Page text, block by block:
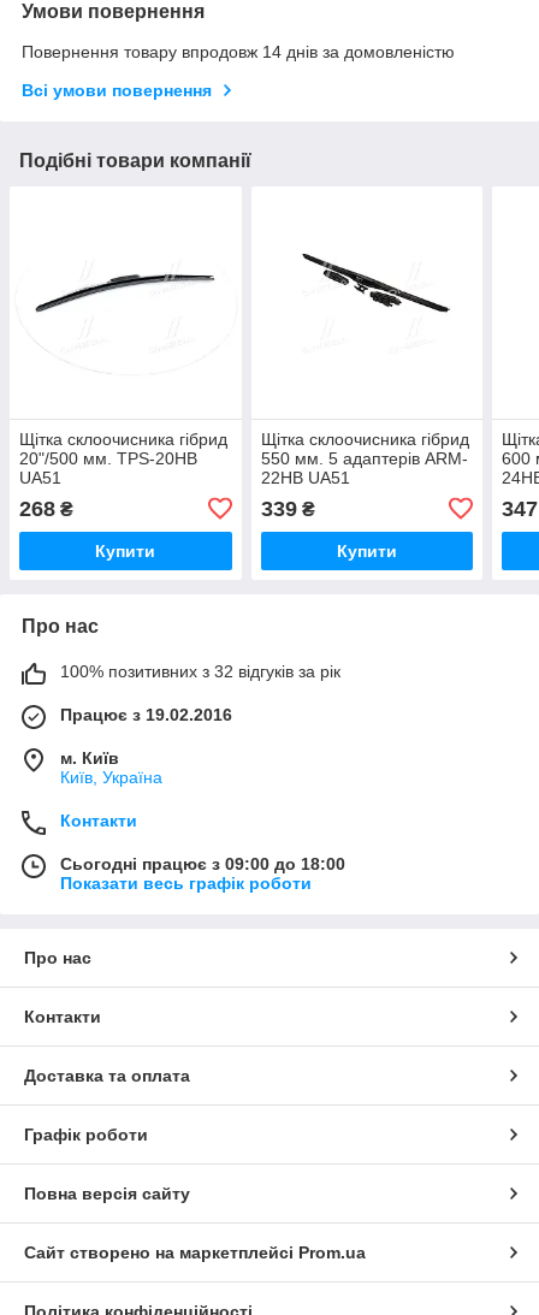
Умови повернення
Повернення товару впродовж 14 днів за домовленістю
Всі умови повернення
Подібні товари компанії
Щітка склоочисника гібрид
20"/500 мм. TPS-20HB
UA51
268 ₴
Купити
Щітка склоочисника гібрид
550 мм. 5 адаптерів ARM-
22HB UA51
339₴
Купити
600
347
Про нас
100% позитивних з 32 відгуків за рік
Працює з 19.02.2016
м. Київ
Київ, Україна
Контакти
Сьогодні працює з 09:00 до 18:00
Показати весь графік роботи
Про нас
Контакти
Доставка та оплата
Графік роботи
Повна версія сайту
Сайт створено на маркетплейсі Prom.ua